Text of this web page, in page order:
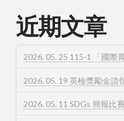
近期文章
2026. 05. 25 115-1 「國際
2026. 05. 19 英檢獎勵金請
2026. 05. 11 SDGs 簡報比